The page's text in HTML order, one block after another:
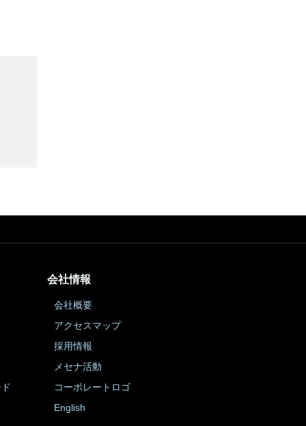
会社情報
会社概要
アクセスマップ
採用情報
メセナ活動
コーポレートロゴ
English